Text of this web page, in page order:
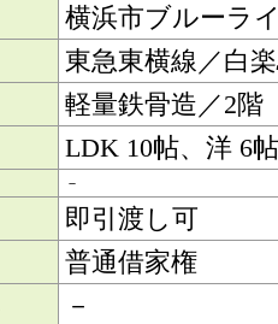
横浜市ブルーラ
東急東横線／白
軽量鉄骨造／2階
LDK 10帖、洋 6
－
即引渡し可
普通借家権
－